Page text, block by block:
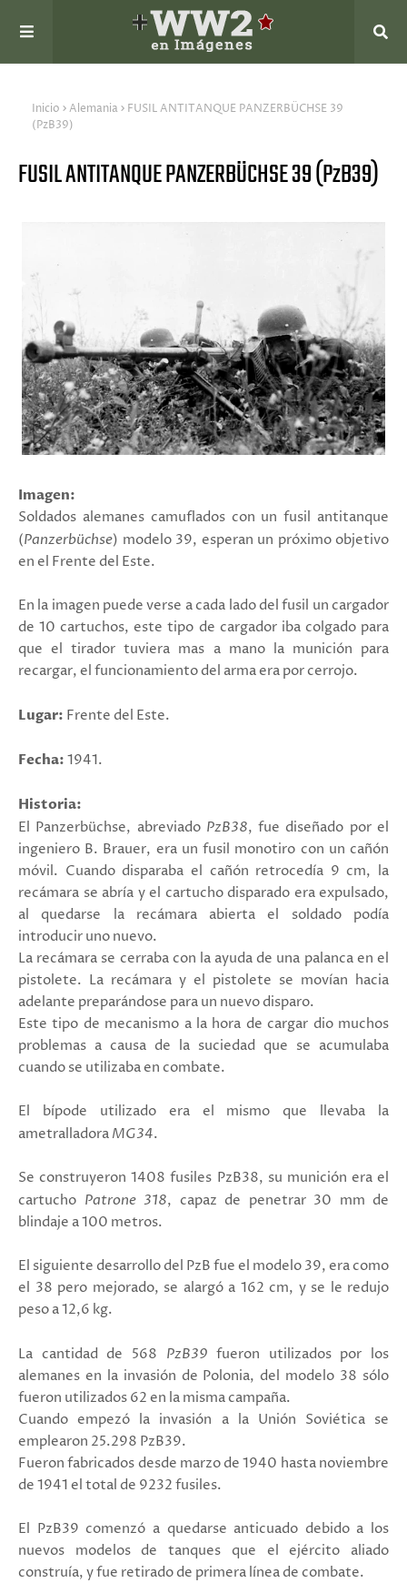
Inicio Alemania
FUSIL ANTITANQUE PANZERBÜCHSE 39
(PzB39)
FUSIL ANTITANQUE PANZERBÜCHSE 39 (PzB39)
Imagen:
Soldados alemanes camuflados con un fusil antitanque
(Panzerbüchse) modelo 39, esperan un próximo objetivo
en el Frente del Este.
En la imagen puede verse a cada lado del fusil un cargador
de 10 cartuchos, este tipo de cargador iba colgado para
que el tirador tuviera mas a mano la munición para
recargar, el funcionamiento del arma era por cerrojo.
Lugar: Frente del Este.
Fecha: 1941.
Historia:
El Panzerbüchse, abreviado PzB38, fue diseñado por el
ingeniero B. Brauer, era un fusil monotiro con un cañón
móvil. Cuando disparaba el cañón retrocedía 9 cm, la
recámara se abría y el cartucho disparado era expulsado,
al quedarse la recámara abierta el soldado podía
introducir uno nuevo.
La recámara se cerraba con la ayuda de una palanca en el
pistolete. La recámara y el pistolete se movían hacia
adelante preparándose para un nuevo disparo.
Este tipo de mecanismo a la hora de cargar dio muchos
problemas a causa de la suciedad que se acumulaba
cuando se utilizaba en combate.
El bípode utilizado era el mismo que llevaba la
ametralladora MG34.
Se construyeron 1408 fusiles PzB38, su munición era el
cartucho Patrone 318, capaz de penetrar 30 mm de
blindaje a 100 metros.
El siguiente desarrollo del PzB fue el modelo 39, era como
el 38 pero mejorado, se alargó a 162 cm, y se le redujo
peso a 12,6 kg.
La cantidad de 568 PzB39 fueron utilizados por los
alemanes en la invasión de Polonia, del modelo 38 sólo
fueron utilizados 62 en la misma campaña.
Cuando empezó la invasión a la Unión Soviética se
emplearon 25.298 PzB39.
Fueron fabricados desde marzo de 1940 hasta noviembre
de 1941 el total de 9232 fusiles.
El PzB39 comenzó a quedarse anticuado debido a los
nuevos modelos de tanques que el ejército aliado
construía, y fue retirado de primera línea de combate.